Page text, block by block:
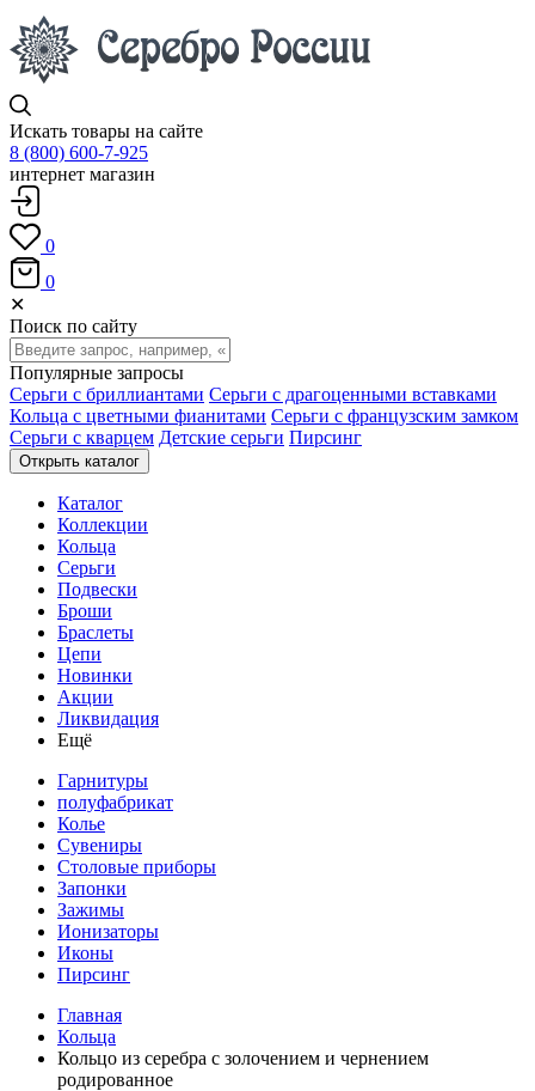
Искать товары на сайте
8 (800) 600-7-925
интернет магазин
0
0
✕
Поиск по сайту
Популярные запросы
Серьги с бриллиантами Серьги с драгоценными вставками
Кольца с цветными фианитами Серьги с французским замком
Серьги с кварцем Детские серьги Пирсинг
Открыть каталог
Каталог
Коллекции
Кольца
Серьги
Подвески
Броши
Браслеты
Цепи
Новинки
Акции
Ликвидация
Ещё
Гарнитуры
полуфабрикат
Колье
Сувениры
Столовые приборы
Запонки
Зажимы
Ионизаторы
Иконы
Пирсинг
Главная
Кольца
Кольцо из серебра с золочением и чернением
родированное